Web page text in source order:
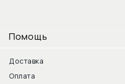
Помощь
Доставка
Оплата